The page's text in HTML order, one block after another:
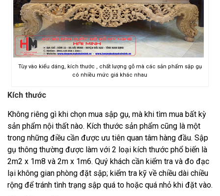
Tùy vào kiểu dáng, kích thước , chất lượng gỗ mà các sản phẩm sập gụ
có nhiều mức giá khác nhau
Kích thước
Không riêng gì khi chọn mua sập gụ, mà khi tìm mua bất kỳ
sản phẩm nội thất nào. Kích thước sản phẩm cũng là một
trong những điều cần được ưu tiên quan tâm hàng đầu. Sập
gụ thông thường được làm với 2 loại kích thước phổ biến là
2m2 x 1m8 và 2m x 1m6. Quý khách cần kiểm tra và đo đạc
lại không gian phòng đặt sập; kiểm tra kỹ về chiều dài chiều
rộng để tránh tình trạng sập quá to hoặc quá nhỏ khi đặt vào.